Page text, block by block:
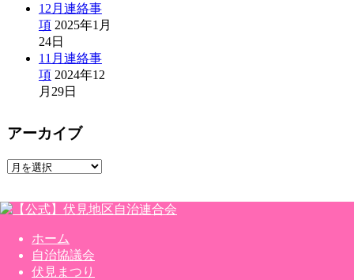
12月連絡事
項 2025年1月
24日
11月連絡事
項 2024年12
月29日
アーカイブ
ア
カ
イ
ホーム
自治協議会
伏見まつり